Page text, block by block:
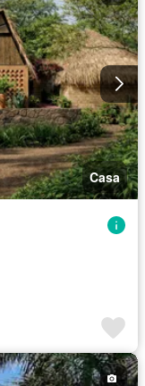
Casa